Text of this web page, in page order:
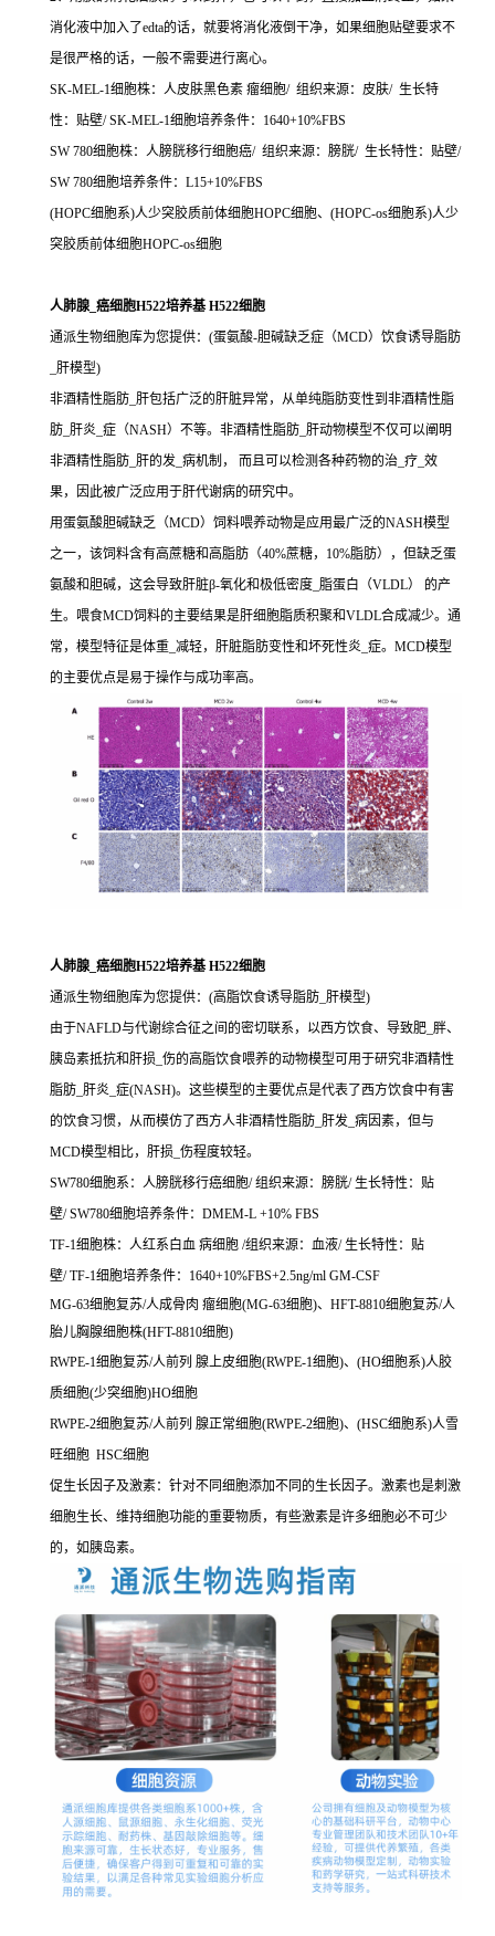
消化液中加入了edta的话，就要将消化液倒干净，如果细胞贴壁要求不
是很严格的话，一般不需要进行离心。
SK-MEL-1细胞株：人皮肤黑色素 瘤细胞/ 组织来源：皮肤/ 生长特
性：贴壁/ SK-MEL-1细胞培养条件：1640+10%FBS
SW 780细胞株：人膀胱移行细胞癌/ 组织来源：膀胱/ 生长特性：贴壁/
SW 780细胞培养条件：L15+10%FBS
(HOPC细胞系)人少突胶质前体细胞HOPC细胞、(HOPC-os细胞系)人少
突胶质前体细胞HOPC-os细胞
人肺腺_癌细胞H522培养基 H522细胞
通派生物细胞库为您提供：(蛋氨酸-胆碱缺乏症（MCD）饮食诱导脂肪
_肝模型)
非酒精性脂肪_肝包括广泛的肝脏异常，从单纯脂肪变性到非酒精性脂
肪_肝炎_症（NASH）不等。非酒精性脂肪_肝动物模型不仅可以阐明
非酒精性脂肪_肝的发_病机制， 而且可以检测各种药物的治_疗_效
果，因此被广泛应用于肝代谢病的研究中。
用蛋氨酸胆碱缺乏（MCD）饲料喂养动物是应用最广泛的NASH模型
之一，该饲料含有高蔗糖和高脂肪（40%蔗糖，10%脂肪），但缺乏蛋
氨酸和胆碱，这会导致肝脏β-氧化和极低密度_脂蛋白（VLDL） 的产
生。喂食MCD饲料的主要结果是肝细胞脂质积聚和VLDL合成减少。通
常，模型特征是体重_减轻，肝脏脂肪变性和坏死性炎_症。MCD模型
的主要优点是易于操作与成功率高。
人肺腺_癌细胞H522培养基 H522细胞
通派生物细胞库为您提供：(高脂饮食诱导脂肪_肝模型)
由于NAFLD与代谢综合征之间的密切联系，以西方饮食、导致肥_胖、
胰岛素抵抗和肝损_伤的高脂饮食喂养的动物模型可用于研究非酒精性
脂肪_肝炎_症(NASH)。这些模型的主要优点是代表了西方饮食中有害
的饮食习惯，从而模仿了西方人非酒精性脂肪_肝发_病因素，但与
MCD模型相比，肝损_伤程度较轻。
SW780细胞系：人膀胱移行癌细胞/ 组织来源：膀胱/ 生长特性：贴
壁/ SW780细胞培养条件：DMEM-L +10% FBS
TF-1细胞株：人红系白血 病细胞 /组织来源：血液/ 生长特性：贴
壁/ TF-1细胞培养条件：1640+10%FBS+2.5ng/ml GM-CSF
MG-63细胞复苏/人成骨肉 瘤细胞(MG-63细胞)、HFT-8810细胞复苏/人
胎儿胸腺细胞株(HFT-8810细胞)
RWPE-1细胞复苏/人前列 腺上皮细胞(RWPE-1细胞)、(HO细胞系)人胶
质细胞(少突细胞)HO细胞
RWPE-2细胞复苏/人前列 腺正常细胞(RWPE-2细胞)、(HSC细胞系)人雪
旺细胞 HSC细胞
促生长因子及激素：针对不同细胞添加不同的生长因子。激素也是刺激
细胞生长、维持细胞功能的重要物质，有些激素是许多细胞必不可少
的，如胰岛素。